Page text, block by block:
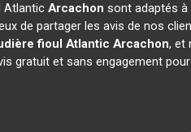
Atlantic Arcachon sont adaptés
de partager les avis de nos
fioul Atlantic Arcachon, et
gratuit et sans engagement